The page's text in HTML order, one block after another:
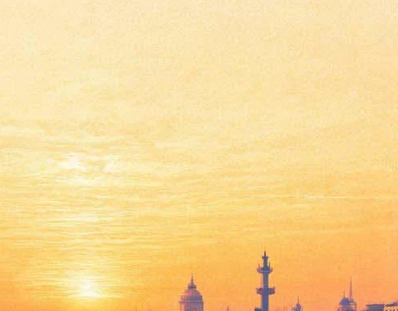
буддийское изображение
Древнего Пенджикента V-VIII веков на территории